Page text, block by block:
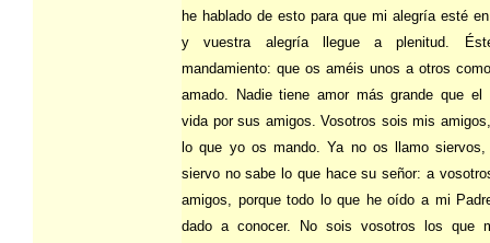
he hablado de esto para que mi alegría esté
y vuestra alegría llegue a plenitud.
mandamiento: que os améis unos a otros
amado. Nadie tiene amor más grande que el
vida por sus amigos. Vosotros sois mis
lo que yo os mando. Ya no os llamo siervos,
siervo no sabe lo que hace su señor: a
amigos, porque todo lo que he oído a mi
dado a conocer. No sois vosotros los que